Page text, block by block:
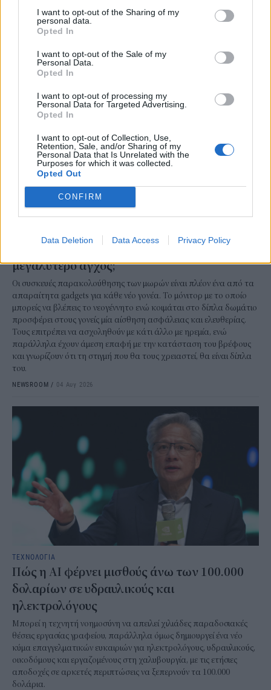
I want to opt-out of the Sharing of my
personal data.
Opted In
I want to opt-out of the Sale of my
Personal Data.
Opted In
I want to opt-out of processing my
Personal Data for Targeted Advertising.
Opted In
I want to opt-out of Collection, Use,
Retention, Sale, and/or Sharing of my
Personal Data that Is Unrelated with the
Purposes for which it was collected.
Opted Out
CONFIRM
Data Deletion Data Access Privacy Policy
Εάν έχετε Samsung Galaxy κινητό, ήρθε η ώρα να ανακαλύψετε
μια σειρά από λειτουργίες που δεν θα βρείτε σε άλλες Android
συσκευές, από τα εφέ φωτισμού για τις ειδοποιήσεις μέχρι και ένα
NEWSROOM/05 Αυγ 2026
Έξυπνες κάμερες για τα μωρά: Ελευθερία ή
μεγαλύτερο άγχος;
Οι συσκευές παρακολούθησης των μωρών είναι πλέον ένα από τα
απαραίτητα gadgets για κάθε νέο γονέα. Το μόνιτορ με το οποίο
μπορείς να βλέπεις το νεογέννητο ενώ κοιμάται στο δίπλα δωμάτιο
προσφέρει στους γονείς μία αίσθηση ασφάλειας και ελευθερίας.
Τους επιτρέπει να ασχοληθούν με κάτι άλλο με ηρεμία, ενώ
παράλληλα έχουν άμεση επαφή με την κατάσταση του βρέφους
και γνωρίζουν ότι τη στιγμή που θα τους χρειαστεί, θα είναι δίπλα
του.
NEWSROOM / 04 Αυγ 2026
ΤΕΧΝΟΛΟΓΙΑ
Πώς η AI φέρνει μισθούς άνω των 100.000
δολαρίων σε υδραυλικούς και
ηλεκτρολόγους
Μπορεί η τεχνητή νοημοσύνη να απειλεί χιλιάδες παραδοσιακές
θέσεις εργασίας γραφείου, παράλληλα όμως δημιουργεί ένα νέο
κύμα επαγγελματικών ευκαιριών για ηλεκτρολόγους, υδραυλικούς,
οικοδόμους και εργαζομένους στη χαλυβουργία, με τις ετήσιες
αποδοχές σε αρκετές περιπτώσεις να ξεπερνούν τα 100.000
δολάρια.